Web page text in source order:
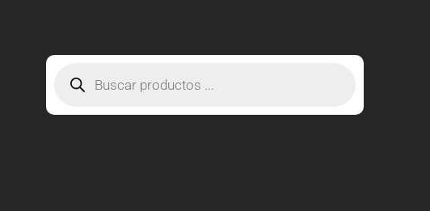
Búsqueda
productos